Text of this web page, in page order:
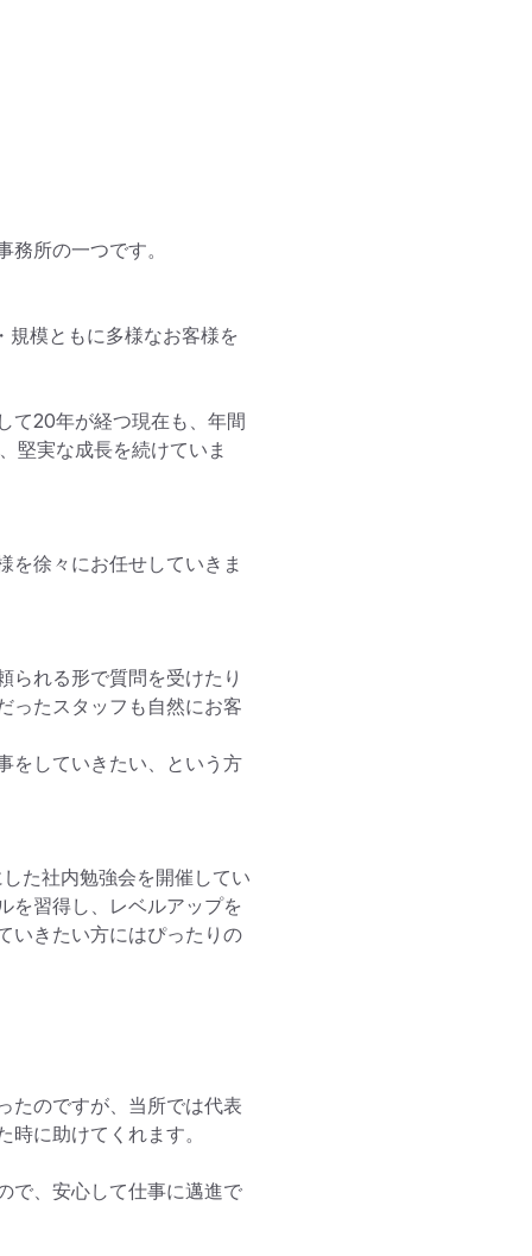
所の一つです。
模ともに多様なお客様を
て20年が経つ現在も、年間
堅実な成長を続けていま
を徐々にお任せしていきま
られる形で質問を受けたり
ったスタッフも自然にお客
をしていきたい、という方
た社内勉強会を開催してい
を習得し、レベルアップを
いきたい方にはぴったりの
たのですが、当所では代表
に助けてくれます。
で、安心して仕事に邁進で